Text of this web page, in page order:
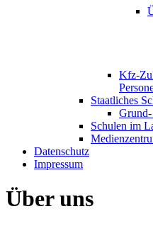
Kfz-
Staatliches
Schulen im
Datenschutz
Impressum
Über uns